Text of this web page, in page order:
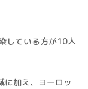
している方が10人
に加え、ヨーロッ